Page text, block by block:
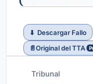
⬇ Descargar Fallo
📄Original del TTA
Tribunal